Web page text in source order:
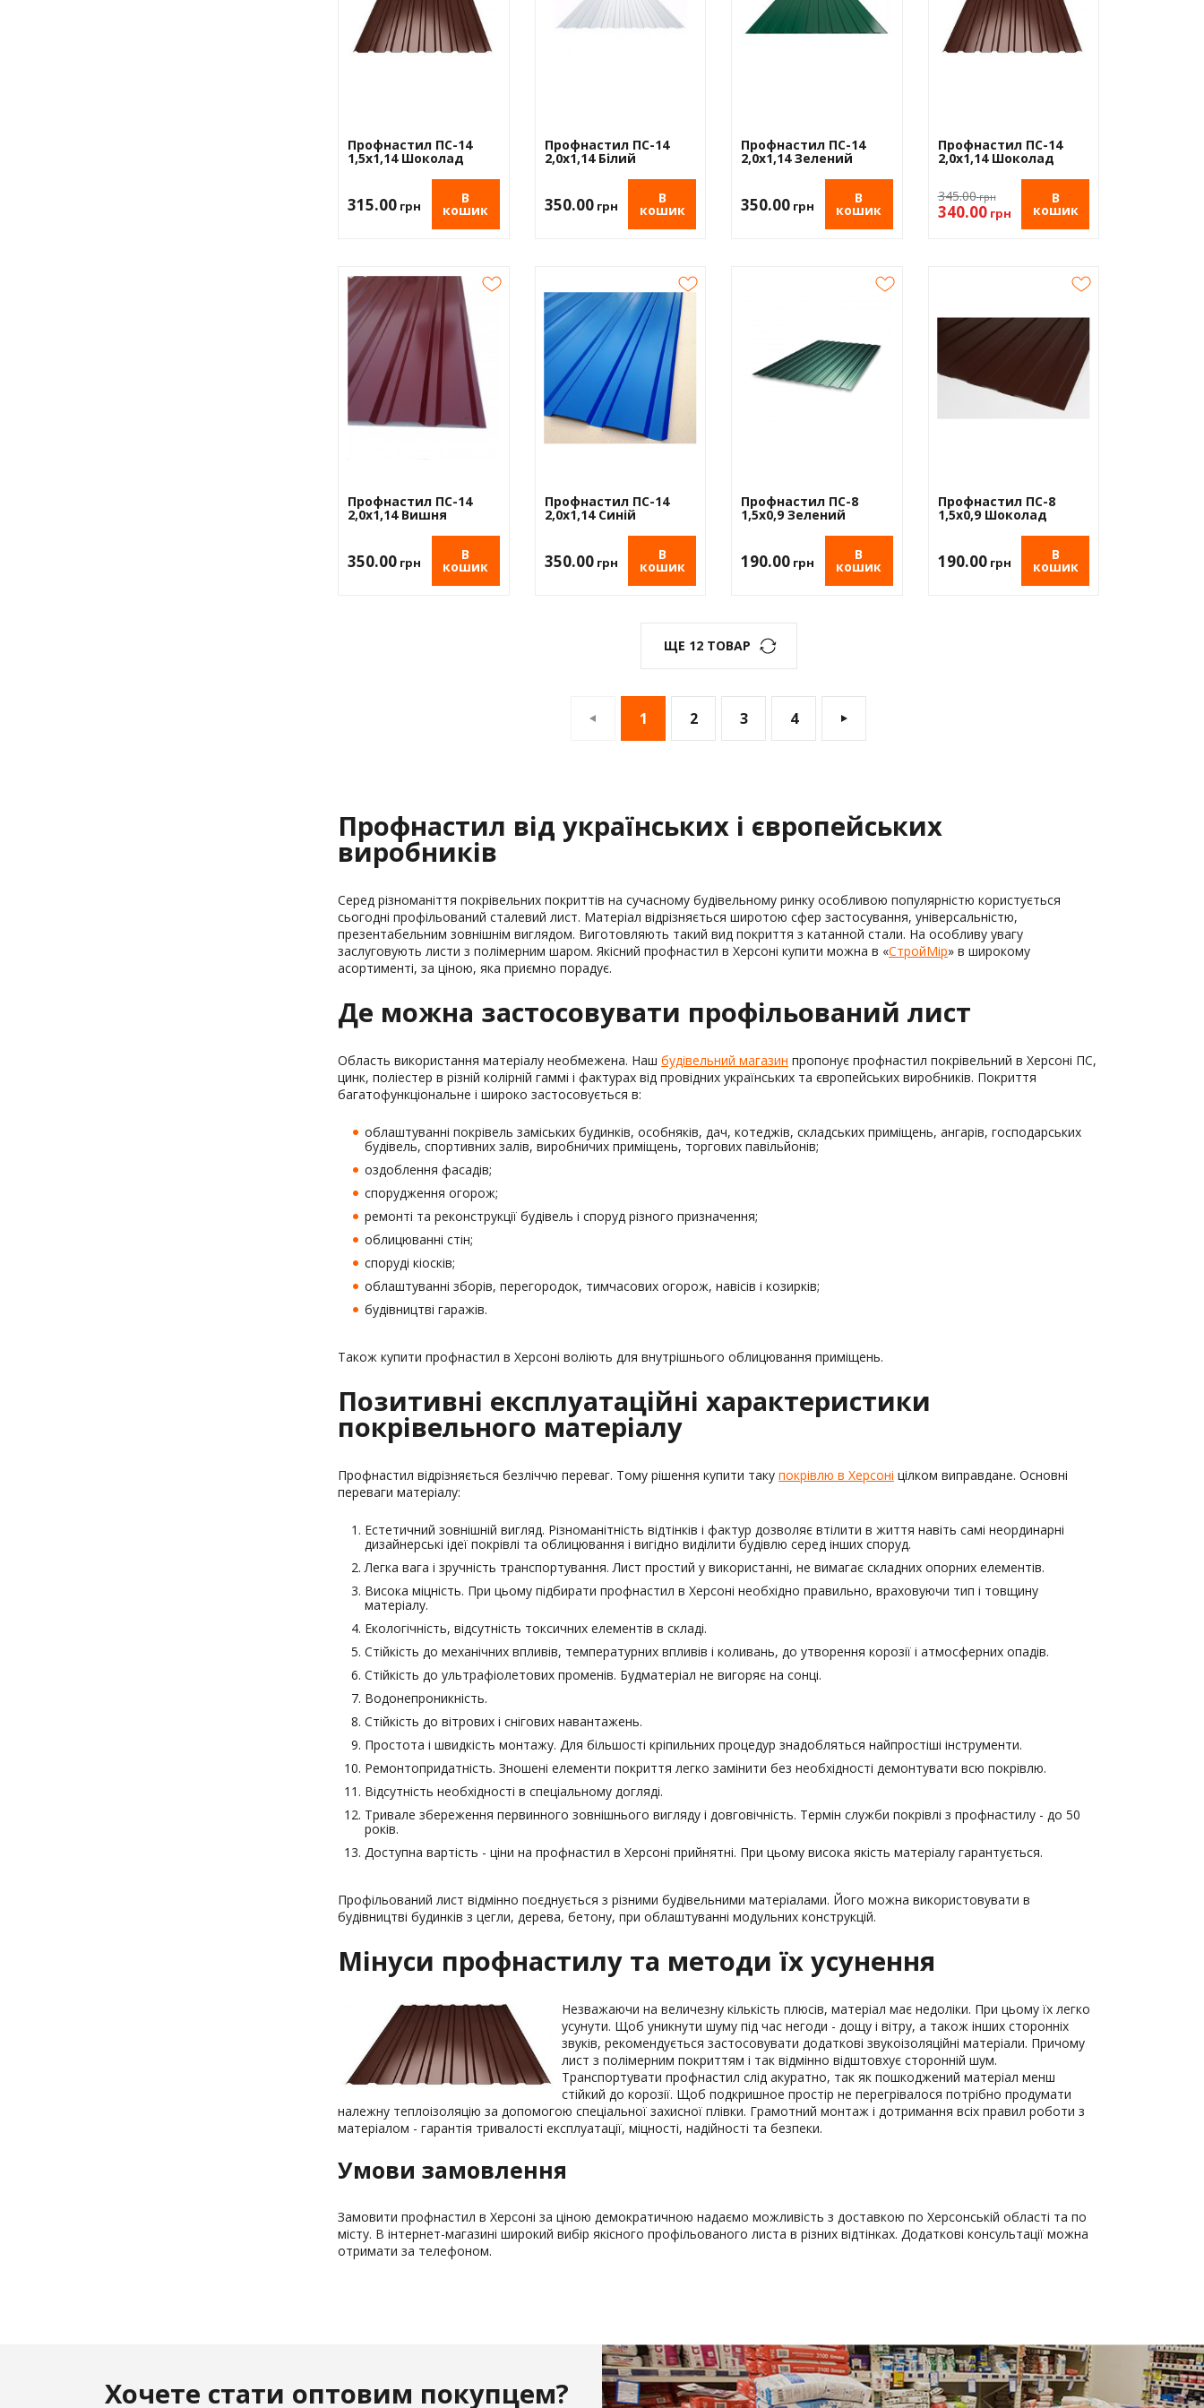
Профнастил ПС-14
1,5х1,14 Шоколад
315.00 грн В
кошик
Профнастил ПС-14
2,0х1,14 Білий
350.00грн В
кошик
Профнастил ПС-14
2,0х1,14 Зелений
350.00 грн В
кошик
Профнастил ПС-14
2,0х1,14 Шоколад
345.00грн
340.00грн
В
кошик
Профнастил ПС-14
2,0х1,14 Вишня
350.00 грн В
кошик
Профнастил ПС-14
2,0х1,14 Синій
350.00грн В
кошик
Профнастил ПС-8
1,5х0,9 Зелений
190.00 грн В
кошик
Профнастил ПС-8
1,5х0,9 Шоколад
190.00грн В
кошик
ЩЕ 12 ТОВАР
1 2 3 4
Профнастил від українських і європейських
виробників
Серед різноманіття покрівельних покриттів на сучасному будівельному ринку особливою популярністю користується
сьогодні профільований сталевий лист. Матеріал відрізняється широтою сфер застосування, універсальністю,
презентабельним зовнішнім виглядом. Виготовляють такий вид покриття з катанной стали. На особливу увагу
заслуговують листи з полімерним шаром. Якісний профнастил в Херсоні купити можна в «СтройМір» в широкому
асортименті, за ціною, яка приємно порадує.
Де можна застосовувати профільований лист
Область використання матеріалу необмежена. Наш будівельний магазин пропонує профнастил покрівельний в Херсоні ПС,
цинк, поліестер в різній колірній гаммі і фактурах від провідних українських та європейських виробників. Покриття
багатофункціональне і широко застосовується в:
облаштуванні покрівель заміських будинків, особняків, дач, котеджів, складських приміщень, ангарів, господарських
будівель, спортивних залів, виробничих приміщень, торгових павільйонів;
оздоблення фасадів;
спорудження огорож;
ремонті та реконструкції будівель і споруд різного призначення;
облицюванні стін;
споруді кіосків;
облаштуванні зборів, перегородок, тимчасових огорож, навісів і козирків;
будівництві гаражів.
Також купити профнастил в Херсоні воліють для внутрішнього облицювання приміщень.
Позитивні експлуатаційні характеристики
покрівельного матеріалу
Профнастил відрізняється безліччю переваг. Тому рішення купити таку покрівлю в Херсоні цілком виправдане. Основні
переваги матеріалу:
Естетичний зовнішній вигляд. Різноманітність відтінків і фактур дозволяє втілити в життя навіть самі неординарні
дизайнерські ідеї покрівлі та облицювання і вигідно виділити будівлю серед інших споруд.
Легка вага і зручність транспортування. Лист простий у використанні, не вимагає складних опорних елементів.
Висока міцність. При цьому підбирати профнастил в Херсоні необхідно правильно, враховуючи тип і товщину
матеріалу.
Екологічність, відсутність токсичних елементів в складі.
Стійкість до механічних впливів, температурних впливів і коливань, до утворення корозії і атмосферних опадів.
Стійкість до ультрафіолетових променів. Будматеріал не вигоряє на сонці.
Водонепроникність.
Стійкість до вітрових і снігових навантажень.
Простота і швидкість монтажу. Для більшості кріпильних процедур знадобляться найпростіші інструменти.
Ремонтопридатність. Зношені елементи покриття легко замінити без необхідності демонтувати всю покрівлю.
Відсутність необхідності в спеціальному догляді.
Тривале збереження первинного зовнішнього вигляду і довговічність. Термін служби покрівлі з профнастилу - до 50
років.
Доступна вартість - ціни на профнастил в Херсоні прийнятні. При цьому висока якість матеріалу гарантується.
Профільований лист відмінно поєднується з різними будівельними матеріалами. Його можна використовувати в
будівництві будинків з цегли, дерева, бетону, при облаштуванні модульних конструкцій.
Мінуси профнастилу та методи їх усунення
Незважаючи на величезну кількість плюсів, матеріал має недоліки. При цьому їх легко
усунути. Щоб уникнути шуму під час негоди - дощу і вітру, а також інших сторонніх
звуків, рекомендується застосовувати додаткові звукоізоляційні матеріали. Причому
лист з полімерним покриттям і так відмінно відштовхує сторонній шум.
Транспортувати профнастил слід акуратно, так як пошкоджений матеріал менш
стійкий до корозії. Щоб подкришное простір не перегрівалося потрібно продумати
належну теплоізоляцію за допомогою спеціальної захисної плівки. Грамотний монтаж і дотримання всіх правил роботи з
матеріалом - гарантія тривалості експлуатації, міцності, надійності та безпеки.
Умови замовлення
Замовити профнастил в Херсоні за ціною демократичною надаємо можливість з доставкою по Херсонській області та по
місту. В інтернет-магазині широкий вибір якісного профільованого листа в різних відтінках. Додаткові консультації можна
отримати за телефоном.
Хочете стати оптовим покупцем?